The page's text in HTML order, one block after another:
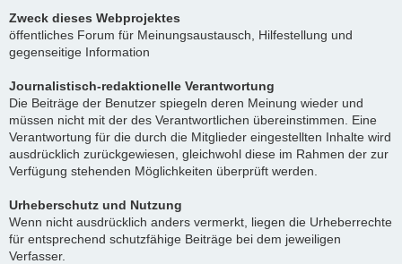
Zweck dieses Webprojektes
öffentliches Forum für Meinungsaustausch, Hilfestellung und
gegenseitige Information
Journalistisch-redaktionelle Verantwortung
Die Beiträge der Benutzer spiegeln deren Meinung wieder und
müssen nicht mit der des Verantwortlichen übereinstimmen. Eine
Verantwortung für die durch die Mitglieder eingestellten Inhalte wird
ausdrücklich zurückgewiesen, gleichwohl diese im Rahmen der zur
Verfügung stehenden Möglichkeiten überprüft werden.
Urheberschutz und Nutzung
Wenn nicht ausdrücklich anders vermerkt, liegen die Urheberrechte
für entsprechend schutzfähige Beiträge bei dem jeweiligen
Verfasser.